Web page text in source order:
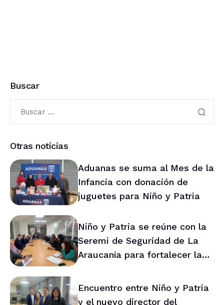
Buscar
Otras noticias
Aduanas se suma al Mes de la
Infancia con donación de
juguetes para Niño y Patria
Niño y Patria se reúne con la
Seremi de Seguridad de La
Araucanía para fortalecer la
Encuentro entre Niño y Patria
y el nuevo director del